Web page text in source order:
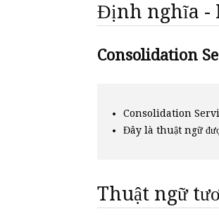
Định nghĩa -
Consolidation
Consolidation
Đây là thuật ngữ
Thuật ngữ